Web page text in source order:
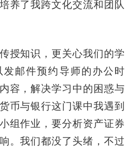
养了我跨文化交流和团队
知识，更关心我们的学
邮件预约导师的办公时
容，解决学习中的困惑与
币与银行这门课中我遇到
组作业，要分析资产证券
。我们都没了头绪，不过